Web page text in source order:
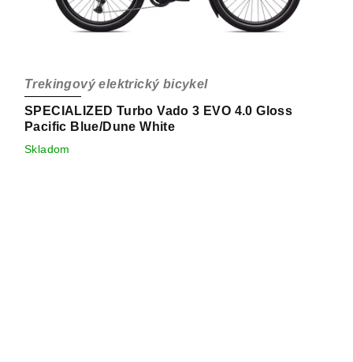
SPECIALIZED Turbo Vado 3 EVO 4.0 Gloss
Pacific Blue/Dune White
Trekingový elektrický bicykel
Skladom